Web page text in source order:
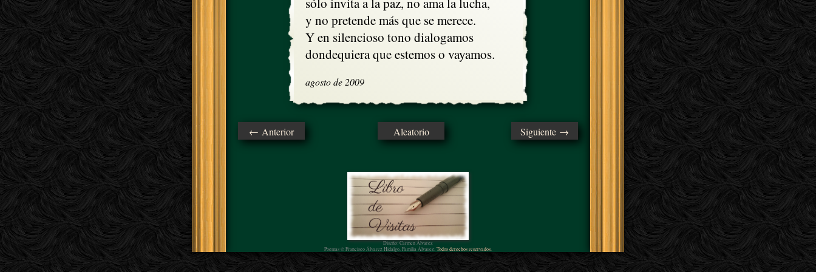
y no pretende más que se merece.
Y en silencioso tono dialogamos
dondequiera que estemos o vayamos.
agosto de 2009
← Anterior Aleatorio Siguiente →
Diseño: Carmen Álvarez
Poemas © Francisco Álvarez Hidalgo, Familia Álvarez. Todos derechos reservados.